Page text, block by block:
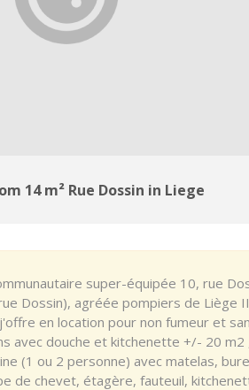
14 m² Rue Dossin in Liege
super-équipée 10, rue
Dossin), agréée pompiers de Liège
en location pour non fumeur et
avec douche et kitchenette +/- 20
(1 ou 2 personne) avec matelas,
de chevet, étagère, fauteuil,